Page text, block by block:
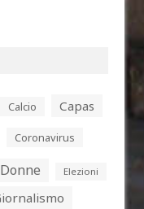
Calcio Capas
Coronavirus
Donne Elezioni